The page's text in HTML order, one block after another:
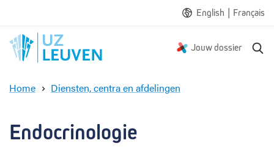
English | Français
Jouw dossier
Home Diensten, centra en afdelingen
Endocrinologie